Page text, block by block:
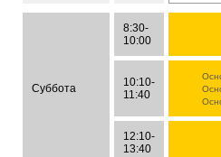
Суббота
8:30-
10:00
10:10-
11:40
12:10-
13:40